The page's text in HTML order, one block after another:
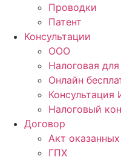
Проводки
Патент
Консультации
ООО
Налоговая
Онлайн
Консультация
Налоговый
Договор
Акт
ГПХ